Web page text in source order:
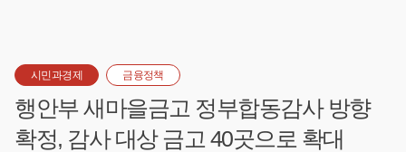
시민과경제 금융정책
행안부 새마을금고 정부합동감사 방향
확정, 감사 대상 금고 40곳으로 확대